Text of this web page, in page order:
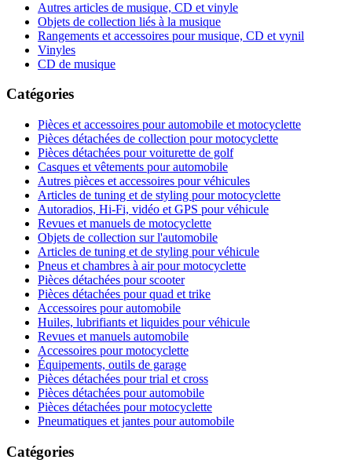
Autres articles de musique, CD et vinyle
Objets de collection liés à la musique
Rangements et accessoires pour musique, CD et vynil
Vinyles
CD de musique
Catégories
Pièces et accessoires pour automobile et motocyclette
Pièces détachées de collection pour motocyclette
Pièces détachées pour voiturette de golf
Casques et vêtements pour automobile
Autres pièces et accessoires pour véhicules
Articles de tuning et de styling pour motocyclette
Autoradios, Hi-Fi, vidéo et GPS pour véhicule
Revues et manuels de motocyclette
Objets de collection sur l'automobile
Articles de tuning et de styling pour véhicule
Pneus et chambres à air pour motocyclette
Pièces détachées pour scooter
Pièces détachées pour quad et trike
Accessoires pour automobile
Huiles, lubrifiants et liquides pour véhicule
Revues et manuels automobile
Accessoires pour motocyclette
Équipements, outils de garage
Pièces détachées pour trial et cross
Pièces détachées pour automobile
Pièces détachées pour motocyclette
Pneumatiques et jantes pour automobile
Catégories